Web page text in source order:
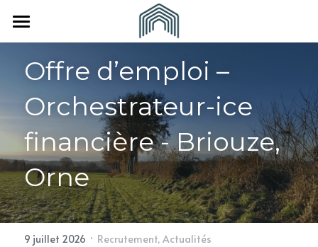
Accueil
À propos
L'Equipe
Nos partenaires
Revue de presse
Vous êtes
Une collectivité
Un(e) indépendant(e)
Nous rejoindre
CONTACT
Offre d’emploi –
Orchestrateur-ice
financière - Briouze,
Orne
9 juillet 2026 · Recrutement, Actualités
LES CATÉGORIES DE LA BOUTIQUE
Toutes les catégories